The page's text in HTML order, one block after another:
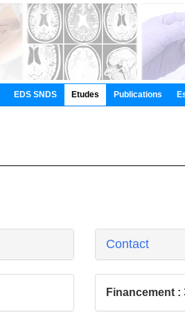
EDS SNDS Etudes Publications
Contact
Financement :